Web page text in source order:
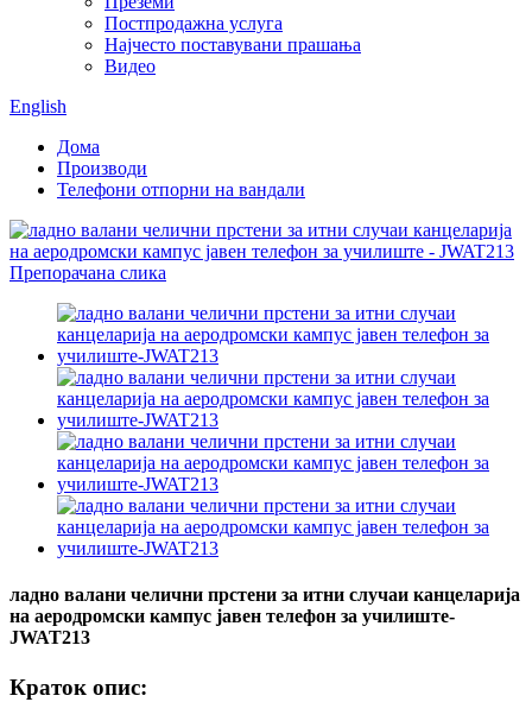
Постпродажна услуга
Најчесто поставувани прашања
Видео
English
Дома
Производи
Телефони отпорни на вандали
ладно валани челични прстени за итни случаи канцеларија
на аеродромски кампус јавен телефон за училиште-
JWAT213
Краток опис: